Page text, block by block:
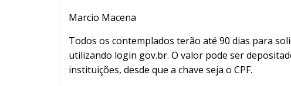
Marcio Macena
Todos os contemplados terão até 90 dias para
utilizando login gov.br. O valor pode ser
instituições, desde que a chave seja o CPF.